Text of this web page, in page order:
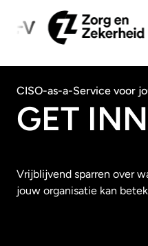
CISO-as-a-Service voor
GET
Vrijblijvend sparren over
jouw organisatie kan